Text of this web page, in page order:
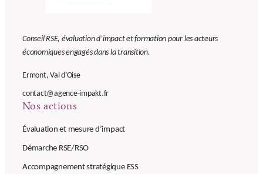
Conseil RSE, évaluation d’impact et formation pour les acteurs
économiques engagés dans la transition.
Ermont, Val d’Oise
contact@agence-impakt.fr
Nos actions
Évaluation et mesure d’impact
Démarche RSE/RSO
Accompagnement stratégique ESS